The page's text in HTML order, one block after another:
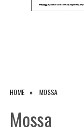
HOME MOSSA
Mossa